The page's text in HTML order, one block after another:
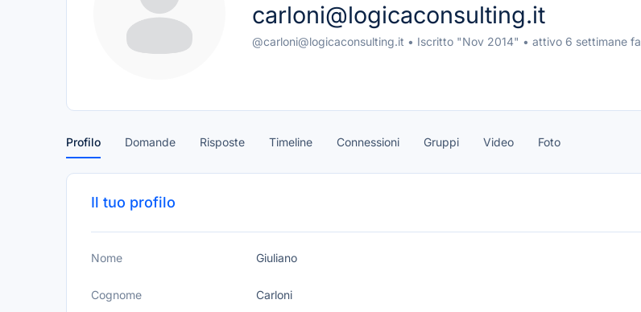
carloni@logicaconsulting.it
@carloni@logicaconsulting.it • Iscritto "Nov 2014" • attivo 6 settimane fa
Profilo Domande Risposte Timeline Connessioni Gruppi Video Foto
Il tuo profilo
Nome Giuliano
Cognome Carloni